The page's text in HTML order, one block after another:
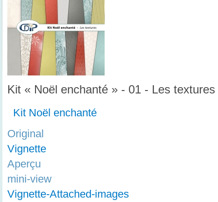
Kit « Noël enchanté » - 01 - Les textures
Kit Noël enchanté
Original
Vignette
Aperçu
mini-view
Vignette-Attached-images